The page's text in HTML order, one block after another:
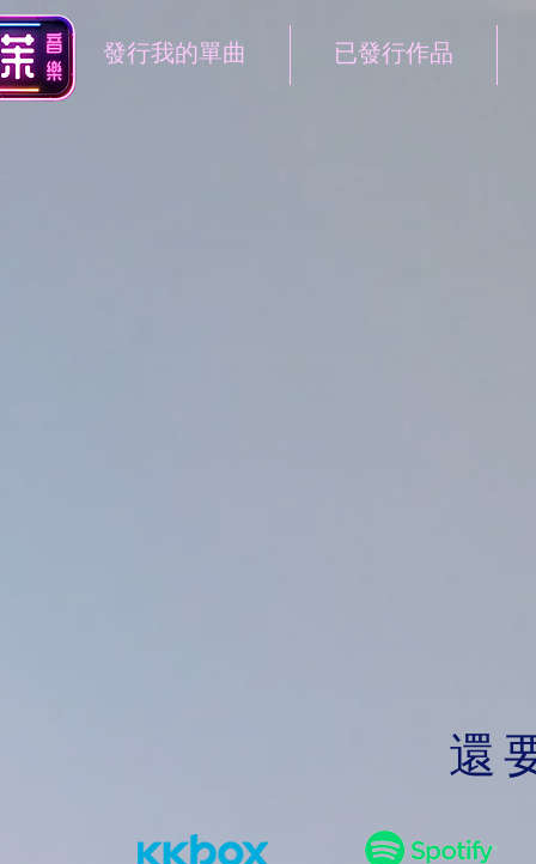
發行我的單曲 已發行作品
還